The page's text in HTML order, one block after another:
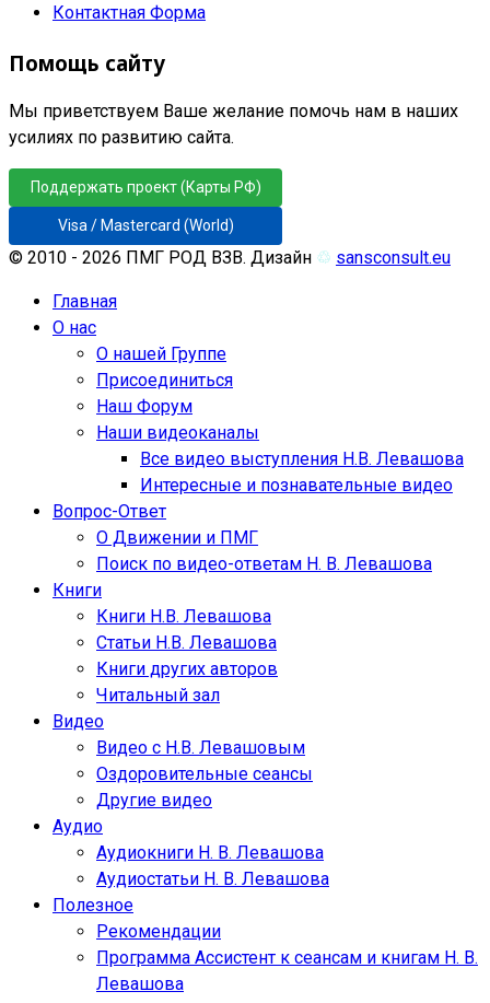
Контактная Форма
Помощь сайту
Мы приветствуем Ваше желание помочь нам в наших
усилиях по развитию сайта.
Поддержать проект (Карты РФ)
Visa / Mastercard (World)
© 2010 - 2026 ПМГ РОД ВЗВ. Дизайн ♲ sansconsult.eu
Главная
О нас
О нашей Группе
Присоединиться
Наш Форум
Наши видеоканалы
Все видео выступления Н.В. Левашова
Интересные и познавательные видео
Вопрос-Ответ
О Движении и ПМГ
Поиск по видео-ответам Н. В. Левашова
Книги
Книги Н.В. Левашова
Статьи Н.В. Левашова
Книги других авторов
Читальный зал
Видео
Видео с Н.В. Левашовым
Оздоровительные сеансы
Другие видео
Аудио
Аудиокниги Н. В. Левашова
Аудиостатьи Н. В. Левашова
Полезное
Рекомендации
Программа Ассистент к сеансам и книгам Н. В.
Левашова